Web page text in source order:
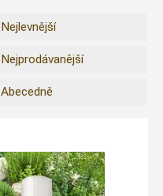
Nejlevnější
Nejprodávanější
Abecedně